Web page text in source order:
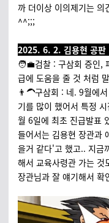
까 더이상 이의제기는 의
^^;;;
2025. 6. 2. 김용현 공판
🧑‍💼검찰 : 구삼회 증인,
급에 도움을 줄 것 처럼
👨‍🦱구삼회 : 네. 9월에
기를 많이 했어서 특정
월 6일에 최초 진급발표
들어서는 김용현 장관과
을거 같다'고 했고.. 지금
해서 교육사령관 가는 것
장관님과 잘 얘기해서 확